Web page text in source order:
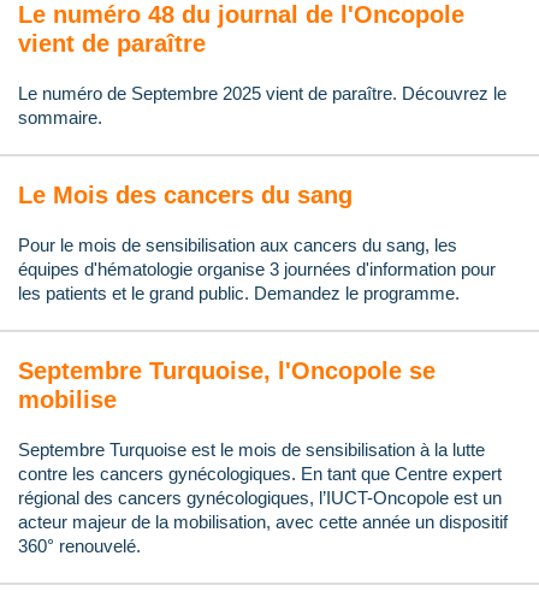
Le numéro 48 du journal de l'Oncopole
vient de paraître
Le numéro de Septembre 2025 vient de paraître. Découvrez le
sommaire.
Le Mois des cancers du sang
Pour le mois de sensibilisation aux cancers du sang, les
équipes d'hématologie organise 3 journées d'information pour
les patients et le grand public. Demandez le programme.
Septembre Turquoise, l'Oncopole se
mobilise
Septembre Turquoise est le mois de sensibilisation à la lutte
contre les cancers gynécologiques. En tant que Centre expert
régional des cancers gynécologiques, l’IUCT-Oncopole est un
acteur majeur de la mobilisation, avec cette année un dispositif
360° renouvelé.